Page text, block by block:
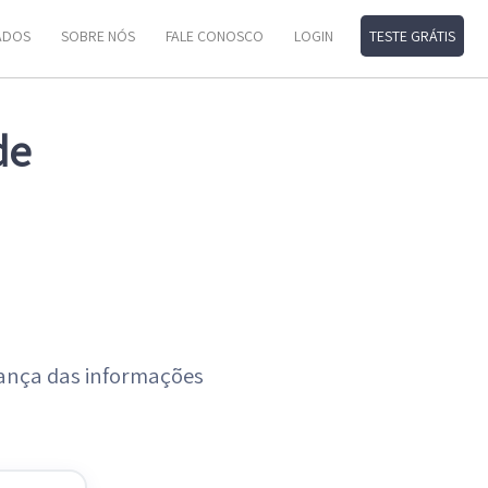
SOBRE NÓS FALE CONOSCO LOGIN TESTE GRÁTIS
das informações